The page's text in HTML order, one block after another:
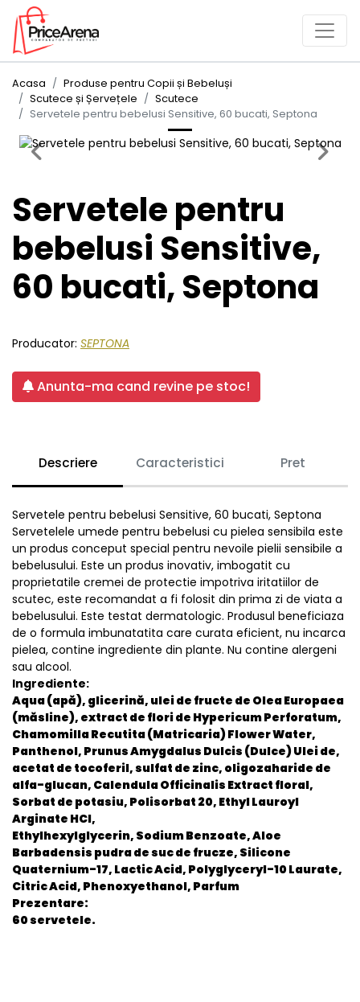
Acasa
Produse pentru Copii și Bebeluși
Scutece și Șervețele
Scutece
Servetele pentru bebelusi Sensitive, 60 bucati, Septona
Previous Next
Servetele pentru
bebelusi Sensitive,
60 bucati, Septona
Producator: SEPTONA
Anunta-ma cand revine pe stoc!
Descriere Caracteristici Pret
Servetele pentru bebelusi Sensitive, 60 bucati, Septona
Servetelele umede pentru bebelusi cu pielea sensibila este
un produs conceput special pentru nevoile pielii sensibile a
bebelusului. Este un produs inovativ, imbogatit cu
proprietatile cremei de protectie impotriva iritatiilor de
scutec, este recomandat a fi folosit din prima zi de viata a
bebelusului. Este testat dermatologic. Produsul beneficiaza
de o formula imbunatatita care curata eficient, nu incarca
pielea, contine ingrediente din plante. Nu contine alergeni
sau alcool.
Ingrediente:
Aqua (apă), glicerină, ulei de fructe de Olea Europaea
(măsline), extract de flori de Hypericum Perforatum,
Chamomilla Recutita (Matricaria) Flower Water,
Panthenol, Prunus Amygdalus Dulcis (Dulce) Ulei de,
acetat de tocoferil, sulfat de zinc, oligozaharide de
alfa-glucan, Calendula Officinalis Extract floral,
Sorbat de potasiu, Polisorbat 20, Ethyl Lauroyl
Arginate HCl,
Ethylhexylglycerin, Sodium Benzoate, Aloe
Barbadensis pudra de suc de frucze, Silicone
Quaternium-17, Lactic Acid, Polyglyceryl-10 Laurate,
Citric Acid, Phenoxyethanol, Parfum
Prezentare:
60 servetele.